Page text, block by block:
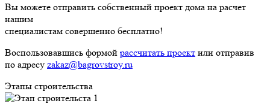
Вы можете отправить собственный проект дома на расчет
нашим
специалистам совершенно бесплатно!
Воспользовавшись формой рассчитать проект или отправив
по адресу zakaz@bagrovstroy.ru
Этапы строительства